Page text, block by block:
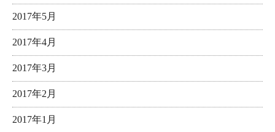
2017年5月
2017年4月
2017年3月
2017年2月
2017年1月